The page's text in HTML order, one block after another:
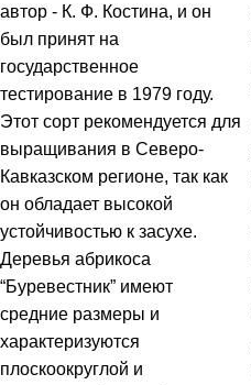
автор - К. Ф. Костина, и он
был принят на
государственное
тестирование в 1979 году.
Этот сорт рекомендуется для
выращивания в Северо-
Кавказском регионе, так как
он обладает высокой
устойчивостью к засухе.
Деревья абрикоса
“Буревестник” имеют
средние размеры и
характеризуются
плоскоокруглой и